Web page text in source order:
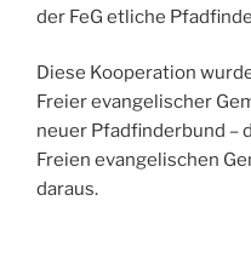
der FeG etliche
Diese Kooperation
Freier evangelischer
neuer Pfadfinderbund –
Freien evangelischen
daraus.